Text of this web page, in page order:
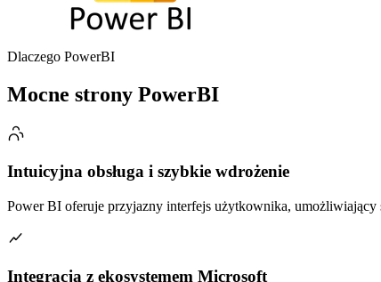
Dlaczego PowerBI
Mocne strony PowerBI
Intuicyjna obsługa i szybkie wdrożenie
Power BI oferuje przyjazny interfejs użytkownika,
Integracja z ekosystemem Microsoft